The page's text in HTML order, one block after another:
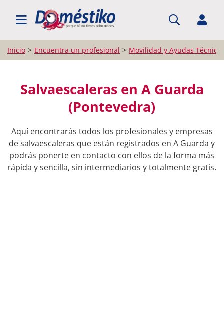
BUSCAR PROFESIONALES
Inicio Encuentra un profesional Movilidad y Ayudas
Salvaescaleras en A Guarda
(Pontevedra)
Aquí encontrarás todos los profesionales y empresas
de salvaescaleras que están registrados en A Guarda y
podrás ponerte en contacto con ellos de la forma más
rápida y sencilla, sin intermediarios y totalmente gratis.